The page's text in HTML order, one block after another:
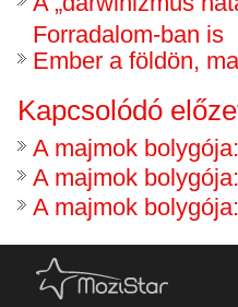
Forradalom-ban is
Ember a földön,
Kapcsolódó
A majmok
A majmok
A majmok